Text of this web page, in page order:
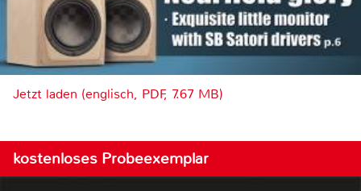
Jetzt laden (englisch, PDF, 7.67 MB)
kostenloses Probeexemplar